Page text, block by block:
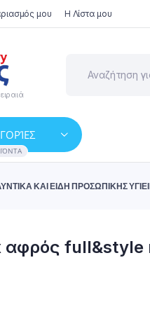
μου Η Λίστα μου
ΚΑΙ ΕΊΔΗ ΠΡΟΣΩΠΙΚΉΣ
αφρός full&style